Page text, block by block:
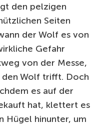
den pelzigen
Seiten
der Wolf es von
Gefahr
von der Messe,
den Wolf trifft. Doch
es auf der
hat, klettert es
Hügel hinunter, um